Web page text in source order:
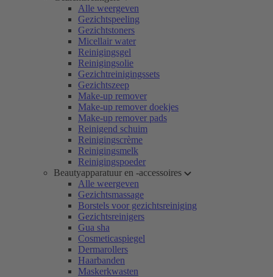
Alle weergeven
Gezichtspeeling
Gezichtstoners
Micellair water
Reinigingsgel
Reinigingsolie
Gezichtreinigingssets
Gezichtszeep
Make-up remover
Make-up remover doekjes
Make-up remover pads
Reinigend schuim
Reinigingscrème
Reinigingsmelk
Reinigingspoeder
Beautyapparatuur en -accessoires
Alle weergeven
Gezichtsmassage
Borstels voor gezichtsreiniging
Gezichtsreinigers
Gua sha
Cosmeticaspiegel
Dermarollers
Haarbanden
Maskerkwasten